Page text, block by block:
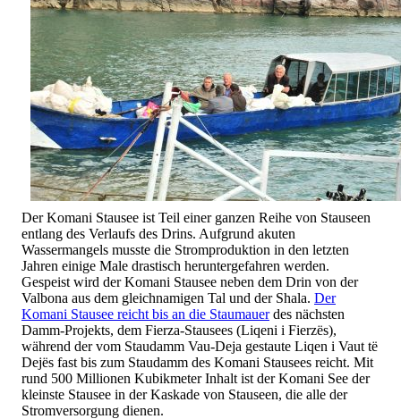
Der Komani Stausee ist Teil einer ganzen Reihe von Stauseen
entlang des Verlaufs des Drins. Aufgrund akuten
Wassermangels musste die Stromproduktion in den letzten
Jahren einige Male drastisch heruntergefahren werden.
Gespeist wird der Komani Stausee neben dem Drin von der
Valbona aus dem gleichnamigen Tal und der Shala. Der
Komani Stausee reicht bis an die Staumauerdes nächsten
Damm-Projekts, dem Fierza-Stausees (Liqeni i Fierzës),
während der vom Staudamm Vau-Deja gestaute Liqen i Vaut të
Dejës fast bis zum Staudamm des Komani Stausees reicht. Mit
rund 500 Millionen Kubikmeter Inhalt ist der Komani See der
kleinste Stausee in der Kaskade von Stauseen, die alle der
Stromversorgung dienen.